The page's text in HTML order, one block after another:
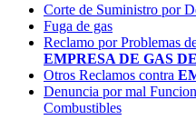
Corte de Suministro por
Fuga de gas
Reclamo por Problemas
EMPRESA DE GAS
Otros Reclamos contra
Denuncia por mal
Combustibles